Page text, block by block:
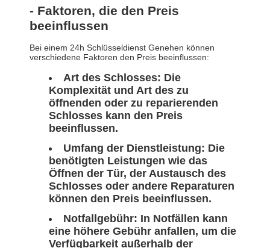
- Faktoren, die den Preis
beeinflussen
Bei einem 24h Schlüsseldienst Genehen können
verschiedene Faktoren den Preis beeinflussen:
Art des Schlosses: Die
Komplexität und Art des zu
öffnenden oder zu reparierenden
Schlosses kann den Preis
beeinflussen.
Umfang der Dienstleistung: Die
benötigten Leistungen wie das
Öffnen der Tür, der Austausch des
Schlosses oder andere Reparaturen
können den Preis beeinflussen.
Notfallgebühr: In Notfällen kann
eine höhere Gebühr anfallen, um die
Verfügbarkeit außerhalb der